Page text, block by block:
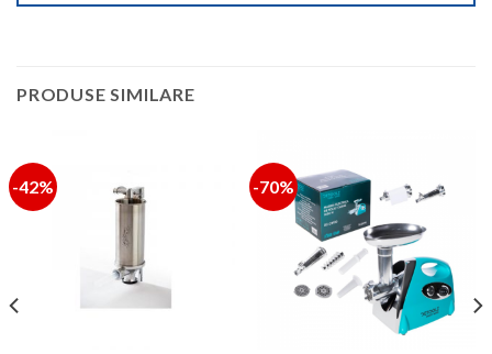
PRODUSE SIMILARE
-42% -70%